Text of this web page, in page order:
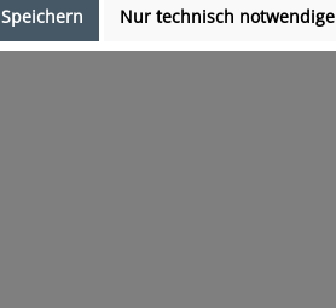
Speichern Nur technisch notwendige